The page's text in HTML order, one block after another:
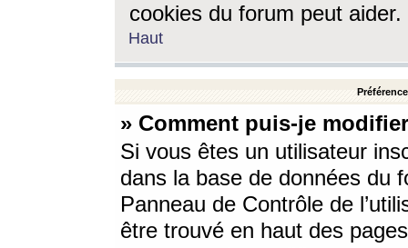
cookies du forum peut aider.
Haut
» Comment puis-je
Si vous êtes un utilisateur
dans la base de données du
Panneau de Contrôle de
être trouvé en haut des